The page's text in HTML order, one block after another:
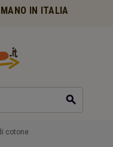
IN ITALIA
search
cotone